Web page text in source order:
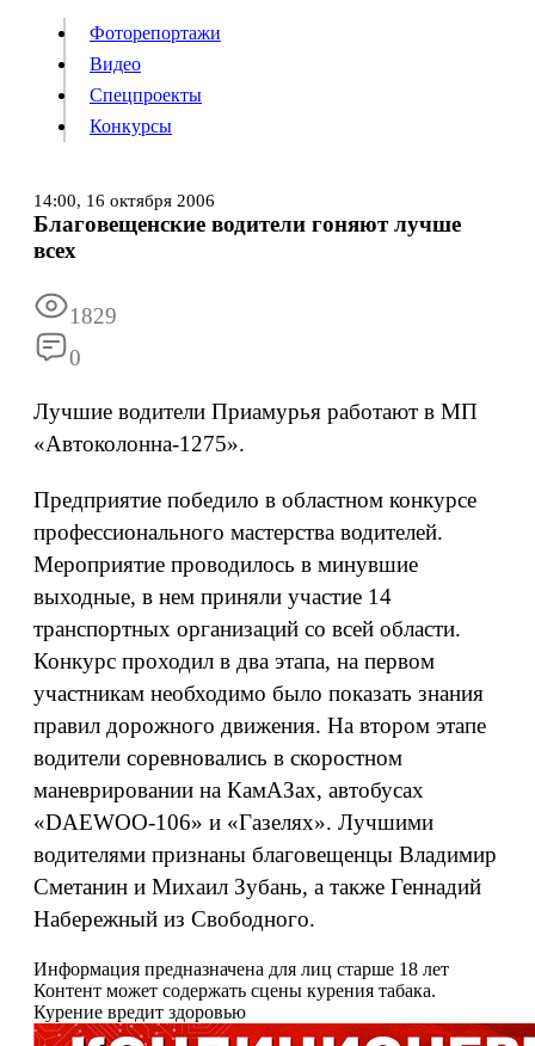
Видео
Конкурсы
Фоторепортажи
Видео
Спецпроекты
Конкурсы
14:00, 16 октября 2006
Благовещенские водители гоняют лучше
всех
1829
0
Лучшие водители Приамурья работают в МП
«Автоколонна-1275».
Предприятие победило в областном конкурсе
профессионального мастерства водителей.
Мероприятие проводилось в минувшие
выходные, в нем приняли участие 14
транспортных организаций со всей области.
Конкурс проходил в два этапа, на первом
участникам необходимо было показать знания
правил дорожного движения. На втором этапе
водители соревновались в скоростном
маневрировании на КамАЗах, автобусах
«DAEWOO-106» и «Газелях». Лучшими
водителями признаны благовещенцы Владимир
Сметанин и Михаил Зубань, а также Геннадий
Набережный из Свободного.
Информация предназначена для лиц старше 18 лет
Контент может содержать сцены курения табака.
Курение вредит здоровью